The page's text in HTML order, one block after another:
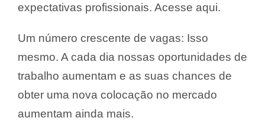
expectativas profissionais. Acesse aqui.
Um número crescente de vagas: Isso
mesmo. A cada dia nossas oportunidades de
trabalho aumentam e as suas chances de
obter uma nova colocação no mercado
aumentam ainda mais.